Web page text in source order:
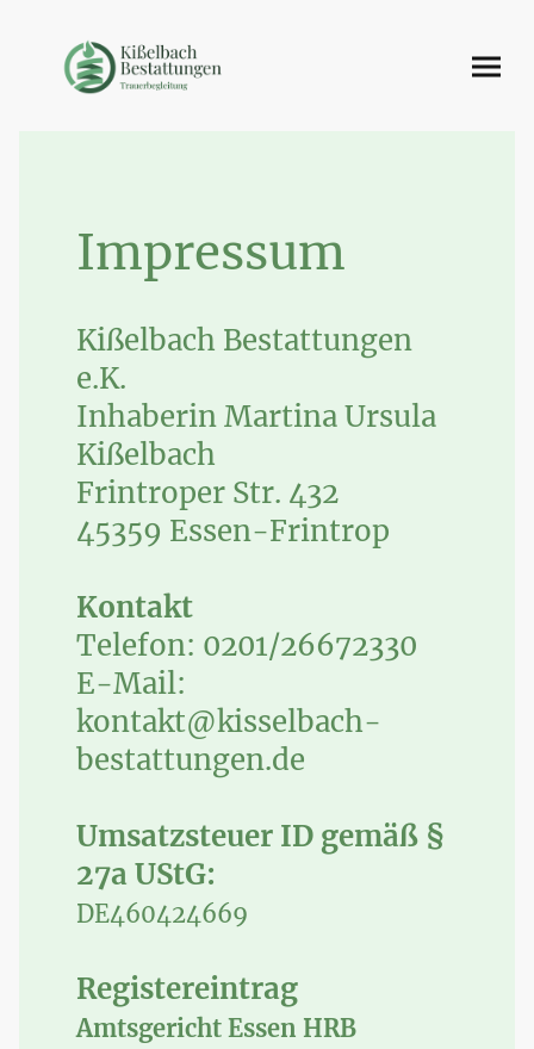
Impressum
Kißelbach Bestattungen
e.K.
Inhaberin Martina Ursula
Kißelbach
Frintroper Str. 432
45359 Essen-Frintrop
Kontakt
Telefon: 0201/26672330
E-Mail:
kontakt@kisselbach-
bestattungen.de
Umsatzsteuer ID gemäß §
27a UStG:
DE460424669
Registereintrag
Amtsgericht Essen HRB